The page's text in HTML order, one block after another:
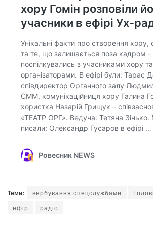
Теми: вербування спецслужбами
ефір
радіо